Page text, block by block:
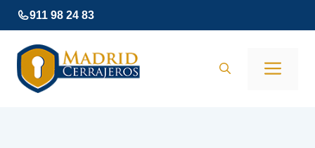
Saltar
al
contenido
911 98 24 83